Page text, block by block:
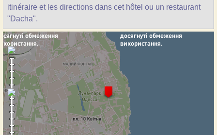
itinéraire et les directions dans cet hôtel ou un restaurant
"Dacha".